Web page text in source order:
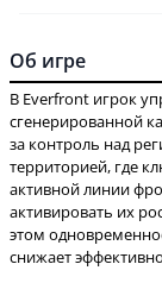
Об игре
В Everfront игрок
сгенерированной
за контроль над
территорией, где
активной линии
активировать их
этом